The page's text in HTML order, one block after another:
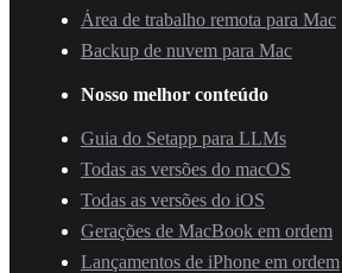
Área de trabalho remota para Mac
Backup de nuvem para Mac
Nosso melhor conteúdo
Guia do Setapp para LLMs
Todas as versões do macOS
Todas as versões do iOS
Gerações de MacBook em ordem
Lançamentos de iPhone em ordem